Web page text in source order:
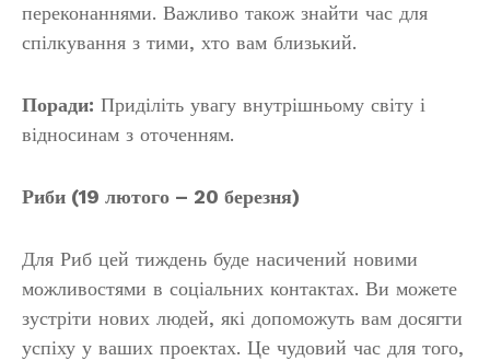
переконаннями. Важливо також знайти час для
спілкування з тими, хто вам близький.
Поради: Приділіть увагу внутрішньому світу і
відносинам з оточенням.
Риби (19 лютого – 20 березня)
Для Риб цей тиждень буде насичений новими
можливостями в соціальних контактах. Ви можете
зустріти нових людей, які допоможуть вам досягти
успіху у ваших проектах. Це чудовий час для того,